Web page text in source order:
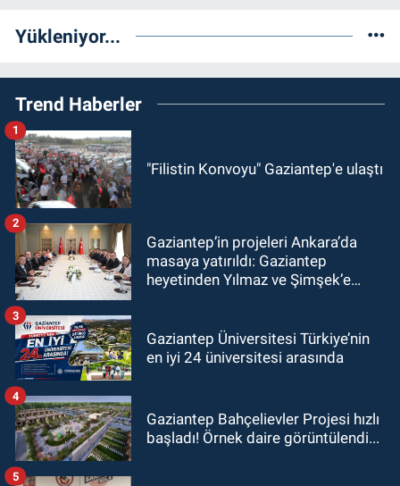
Yükleniyor...
Trend Haberler
"Filistin Konvoyu" Gaziantep'e ulaştı
1
Gaziantep’in projeleri Ankara’da
masaya yatırıldı: Gaziantep
heyetinden Yılmaz ve Şimşek’e
2
Gaziantep Üniversitesi Türkiye’nin
en iyi 24 üniversitesi arasında
3
Gaziantep Bahçelievler Projesi hızlı
başladı! Örnek daire görüntülendi...
4
5